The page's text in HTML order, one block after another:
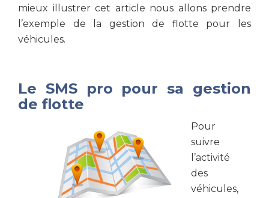
mieux illustrer cet article nous allons prendre
l’exemple de la gestion de flotte pour les
véhicules.
Le SMS pro pour sa gestion
de flotte
Pour
suivre
l’activité
des
véhicules,